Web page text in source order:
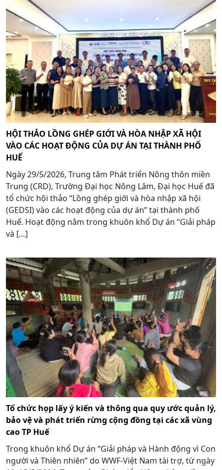
HỘI THẢO LỒNG GHÉP GIỚI VÀ HÒA NHẬP XÃ HỘI
VÀO CÁC HOẠT ĐỘNG CỦA DỰ ÁN TẠI THÀNH PHỐ
HUẾ
Ngày 29/5/2026, Trung tâm Phát triển Nông thôn miền
Trung (CRD), Trường Đại học Nông Lâm, Đại học Huế đã
tổ chức hội thảo “Lồng ghép giới và hòa nhập xã hội
(GEDSI) vào các hoạt động của dự án” tại thành phố
Huế. Hoạt động nằm trong khuôn khổ Dự án “Giải pháp
và […]
Tổ chức họp lấy ý kiến và thông qua quy ước quản lý,
bảo vệ và phát triển rừng cộng đồng tại các xã vùng
cao TP Huế
Trong khuôn khổ Dự án “Giải pháp và Hành động vì Con
người và Thiên nhiên” do WWF-Việt Nam tài trợ, từ ngày